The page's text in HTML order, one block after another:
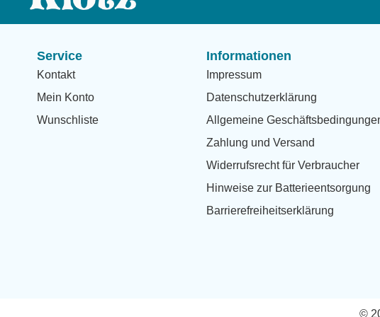
Service
Kontakt
Mein Konto
Wunschliste
Informationen
Impressum
Datenschutzerklärung
Allgemeine
Zahlung und Versand
Widerrufsrecht für Verbraucher
Hinweise zur Batterieentsorgung
Barrierefreiheitserklärung
©